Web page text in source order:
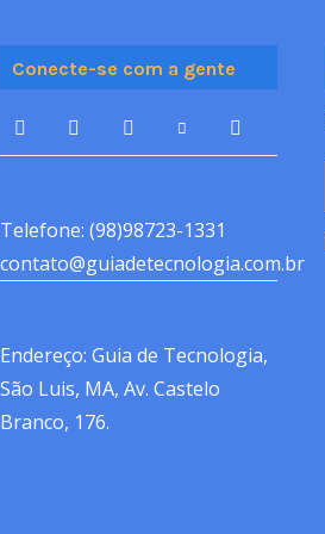
Conecte-se com a gente
Telefone: (98)98723-1331
contato@guiadetecnologia.com.br
Endereço: Guia de Tecnologia,
São Luis, MA, Av. Castelo
Branco, 176.